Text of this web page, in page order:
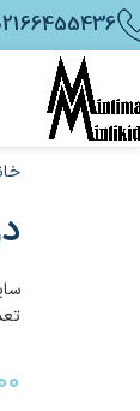
02166455436 , ارتباط